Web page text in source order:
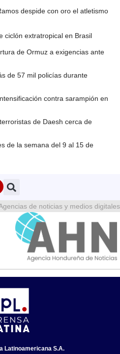
despide con oro el atletismo
ciclón extratropical en Brasil
de Ormuz a exigencias ante
de 57 mil policías durante
contra sarampión en
de Daesh cerca de
de la semana del 9 al 15 de
de noticias y medios digitales
Latinoamericana S.A.